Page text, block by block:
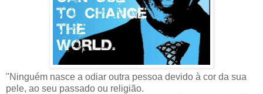
"Ninguém nasce a odiar outra pessoa devido à cor da sua
pele, ao seu passado ou religião.